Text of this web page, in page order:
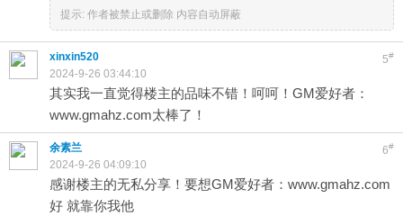
提示: 作者被禁止或删除 内容自动屏蔽
5#
xinxin520
2024-9-26 03:44:10
其实我一直觉得楼主的品味不错！呵呵！GM爱好者：
www.gmahz.com太棒了！
6#
余素兰
2024-9-26 04:09:10
感谢楼主的无私分享！要想GM爱好者：www.gmahz.com
好 就靠你我他